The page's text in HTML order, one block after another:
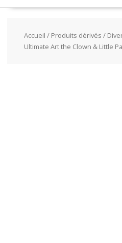
Accueil / Produits dérivés /
Ultimate Art the Clown & Little